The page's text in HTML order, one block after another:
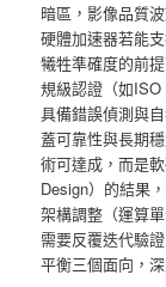
暗區，影像品質
硬體加速器若能
犧牲準確度的前
規級認證（如
具備錯誤偵測與
蓋可靠性與長期
術可達成，而是
Design）的結果
架構調整（運算
需要反覆迭代驗
平衡三個面向，